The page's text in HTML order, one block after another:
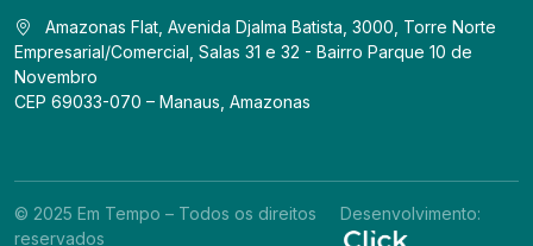
Amazonas Flat, Avenida Djalma Batista, 3000, Torre Norte
Empresarial/Comercial, Salas 31 e 32 - Bairro Parque 10 de
Novembro
CEP 69033-070 – Manaus, Amazonas
© 2025 Em Tempo – Todos os direitos
reservados
Desenvolvimento: